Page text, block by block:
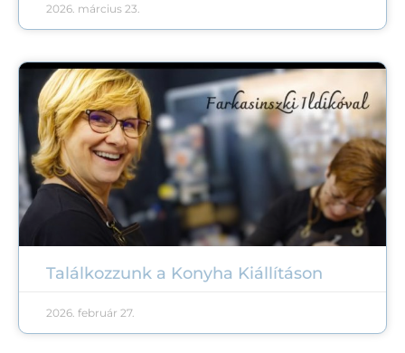
2026. március 23.
Találkozzunk a Konyha Kiállításon
2026. február 27.